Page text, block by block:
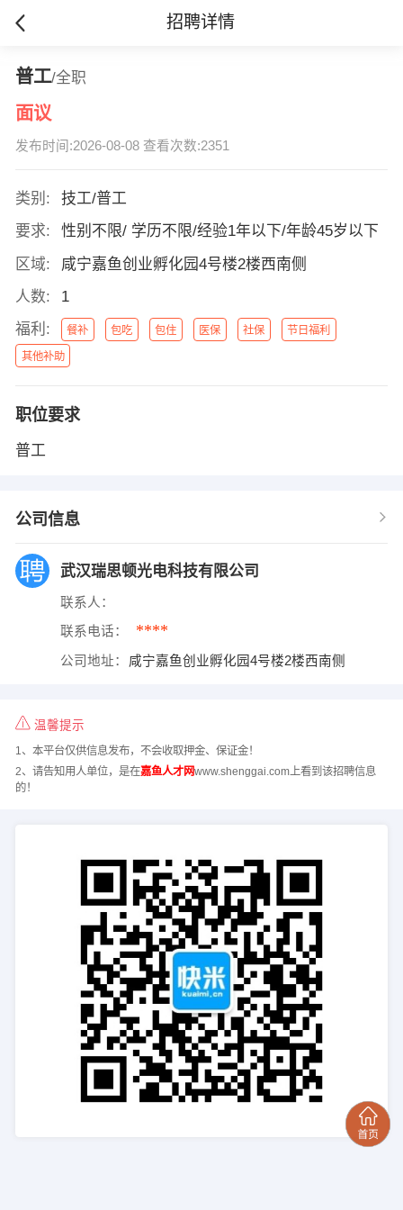
招聘详情
普工/全职
面议
发布时间:2026-08-08 查看次数:2351
类别:
技工/普工
要求:
性别不限/ 学历不限/经验1年以下/年龄45岁以下
区域:
咸宁嘉鱼创业孵化园4号楼2楼西南侧
人数:
1
福利:
餐补 包吃 包住 医保 社保 节日福利
其他补助
职位要求
普工
公司信息
武汉瑞思顿光电科技有限公司
联系人：
联系电话： ****
公司地址： 咸宁嘉鱼创业孵化园4号楼2楼西南侧
温馨提示
1、本平台仅供信息发布，不会收取押金、保证金！
2、请告知用人单位，是在嘉鱼人才网www.shenggai.com上看到该招聘信息
的！